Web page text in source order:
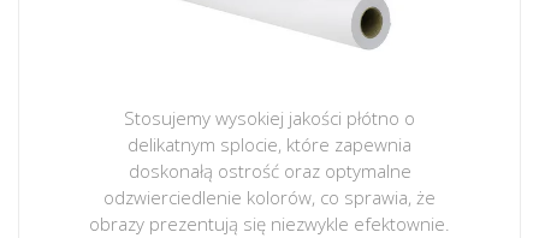
Stosujemy wysokiej jakości płótno o
delikatnym splocie, które zapewnia
doskonałą ostrość oraz optymalne
odzwierciedlenie kolorów, co sprawia, że
obrazy prezentują się niezwykle efektownie.